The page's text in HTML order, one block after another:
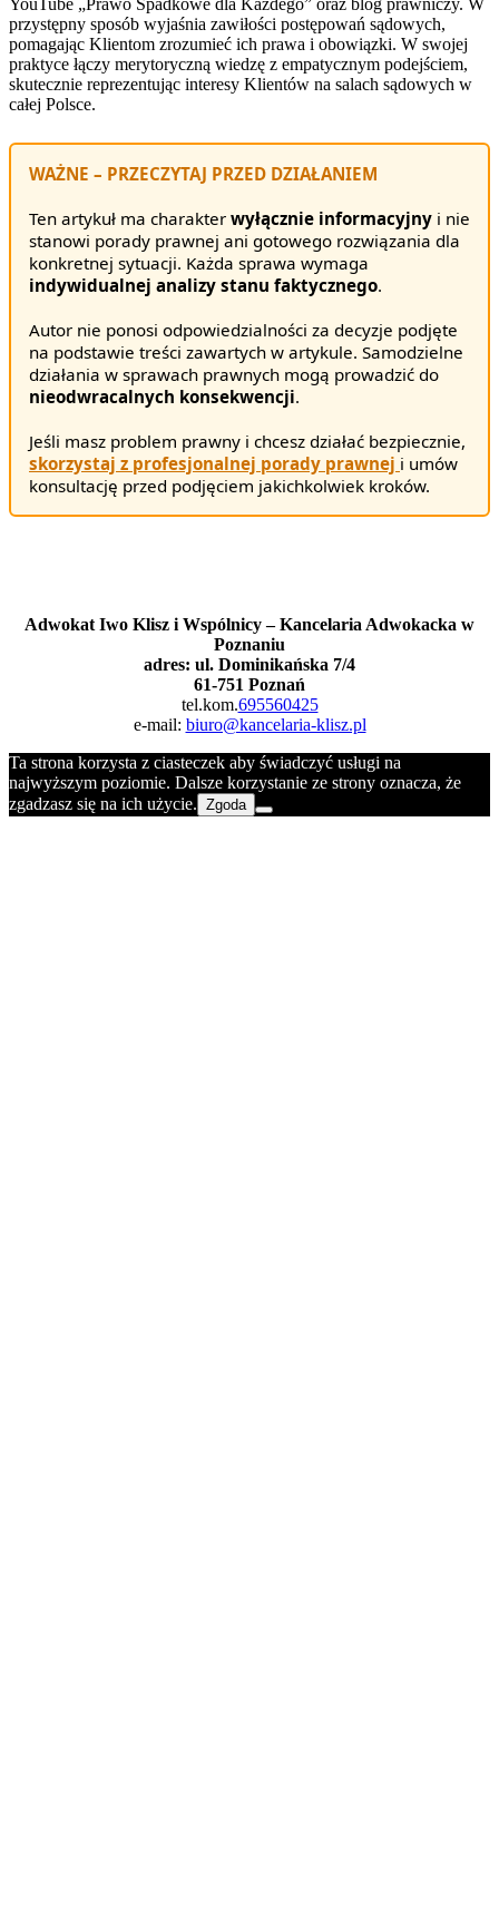
YouTube „Prawo Spadkowe dla Każdego” oraz blog prawniczy. W
przystępny sposób wyjaśnia zawiłości postępowań sądowych,
pomagając Klientom zrozumieć ich prawa i obowiązki. W swojej
praktyce łączy merytoryczną wiedzę z empatycznym podejściem,
skutecznie reprezentując interesy Klientów na salach sądowych w
całej Polsce.
WAŻNE – PRZECZYTAJ PRZED DZIAŁANIEM
Ten artykuł ma charakter wyłącznie informacyjny i nie
stanowi porady prawnej ani gotowego rozwiązania dla
konkretnej sytuacji. Każda sprawa wymaga
indywidualnej analizy stanu faktycznego.
Autor nie ponosi odpowiedzialności za decyzje podjęte
na podstawie treści zawartych w artykule. Samodzielne
działania w sprawach prawnych mogą prowadzić do
nieodwracalnych konsekwencji.
Jeśli masz problem prawny i chcesz działać bezpiecznie,
skorzystaj z profesjonalnej porady prawnej i umów
konsultację przed podjęciem jakichkolwiek kroków.
Adwokat Iwo Klisz i Wspólnicy – Kancelaria Adwokacka w
Poznaniu
adres: ul. Dominikańska 7/4
61-751 Poznań
tel.kom.695560425
e-mail: biuro@kancelaria-klisz.pl
Ta strona korzysta z ciasteczek aby świadczyć usługi na
najwyższym poziomie. Dalsze korzystanie ze strony oznacza, że
zgadzasz się na ich użycie. Zgoda